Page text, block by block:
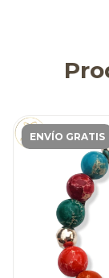
ENVÍO GRATIS